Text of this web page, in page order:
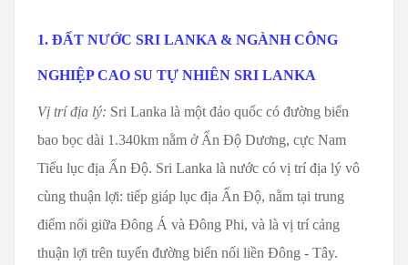
1. ĐẤT NƯỚC SRI LANKA & NGÀNH CÔNG
NGHIỆP CAO SU TỰ NHIÊN SRI LANKA
Vị trí địa lý: Sri Lanka là một đảo quốc có đường biển
bao bọc dài 1.340km nằm ở Ấn Độ Dương, cực Nam
Tiểu lục địa Ấn Độ. Sri Lanka là nước có vị trí địa lý vô
cùng thuận lợi: tiếp giáp lục địa Ấn Độ, nằm tại trung
điểm nối giữa Đông Á và Đông Phi, và là vị trí cảng
thuận lợi trên tuyến đường biển nối liền Đông - Tây.